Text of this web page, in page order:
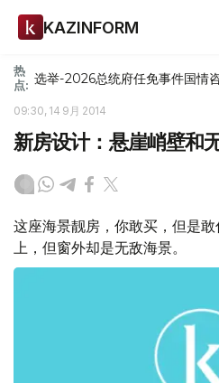
KAZINFORM
热
点: 选举-2026总统府任免事件国情
09:30, 14 9月 2014
新房设计：悬崖峭壁和
这座海景靓房，你敢买，但是
上，但窗外却是无敌海景。